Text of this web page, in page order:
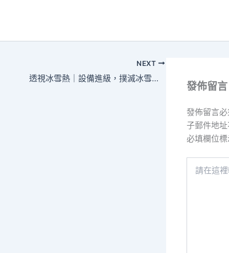
NEXT
透視冰雪熱｜設備進級，撲滅冰雪花費新引專包養價格擎
發佈留言
發佈留言
子郵件地
必填欄位